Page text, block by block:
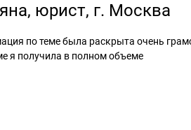
юрист, г. Москва
по теме была раскрыта очень
я получила в полном объеме